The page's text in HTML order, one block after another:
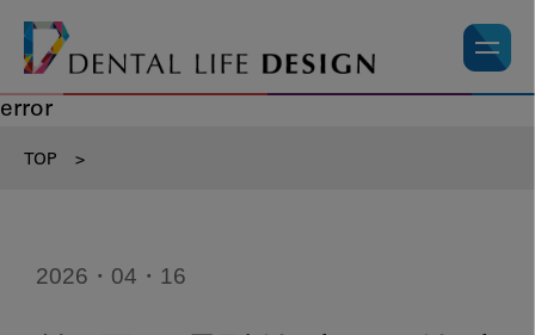
error
TOP >
2026・04・16